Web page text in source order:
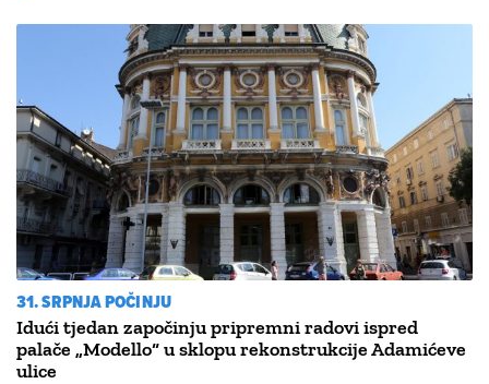
31. SRPNJA POČINJU
Idući tjedan započinju pripremni radovi ispred
palače „Modello“ u sklopu rekonstrukcije Adamićeve
ulice